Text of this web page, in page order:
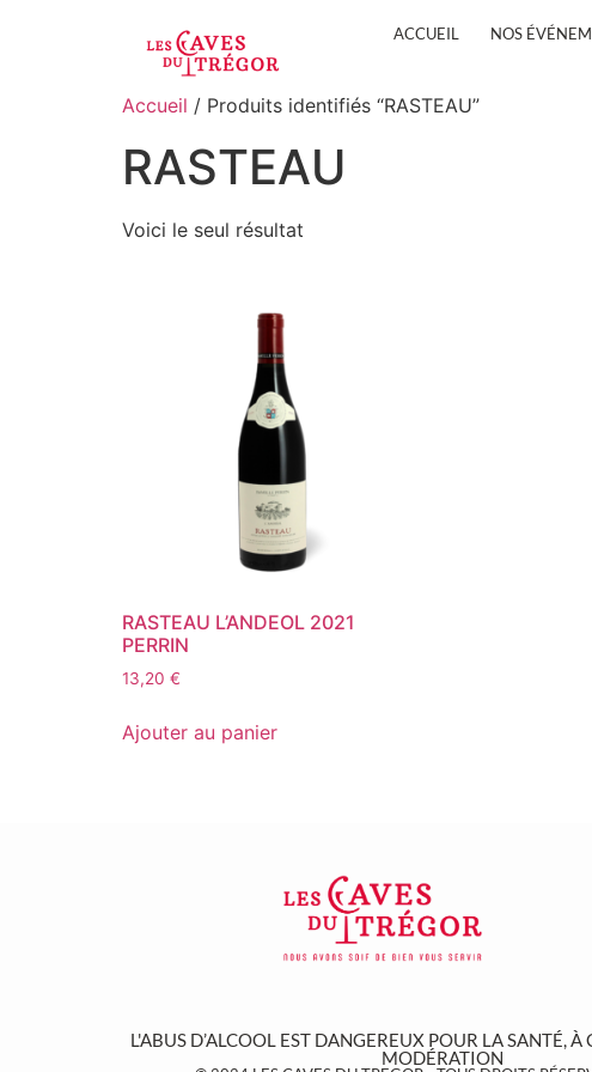
ACCUEIL NOS
Accueil / Produits identifiés “RASTEAU”
RASTEAU
Voici le seul résultat
RASTEAU L’ANDEOL 2021
PERRIN
13,20 €
Ajouter au panier
L'ABUS D’ALCOOL EST DANGEREUX POUR LA SANTÉ,
MODÉRATION